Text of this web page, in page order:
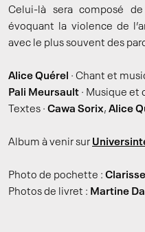
Celui-là sera composé
évoquant la violence de
avec le plus souvent des
Alice Quérel · Chant et
Pali Meursault · Musique et
Textes · Cawa Sorix, Alice
Album à venir sur
Photo de pochette :
Photos de livret : Martine